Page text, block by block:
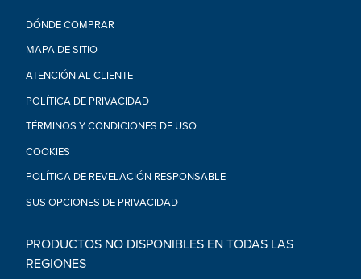
DÓNDE COMPRAR
MAPA DE SITIO
ATENCIÓN AL CLIENTE
POLÍTICA DE PRIVACIDAD
TÉRMINOS Y CONDICIONES DE USO
COOKIES
POLÍTICA DE REVELACIÓN RESPONSABLE
SUS OPCIONES DE PRIVACIDAD
PRODUCTOS NO DISPONIBLES EN TODAS LAS
REGIONES